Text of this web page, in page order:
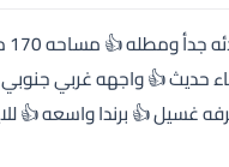
حديث 👍 واجهه غربي